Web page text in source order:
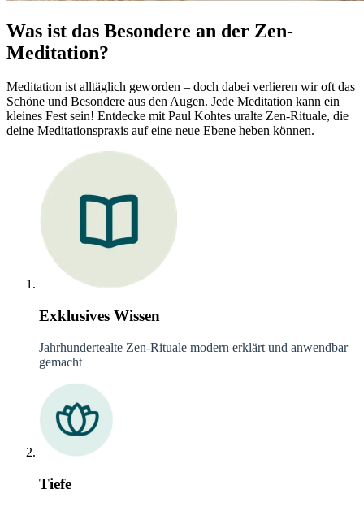
Was ist das Besondere an der Zen-
Meditation?
Meditation ist alltäglich geworden – doch dabei verlieren wir oft das
Schöne und Besondere aus den Augen. Jede Meditation kann ein
kleines Fest sein! Entdecke mit Paul Kohtes uralte Zen-Rituale, die
deine Meditationspraxis auf eine neue Ebene heben können.
Exklusives Wissen
Jahrhundertealte Zen-Rituale modern erklärt und anwendbar
gemacht
Tiefe